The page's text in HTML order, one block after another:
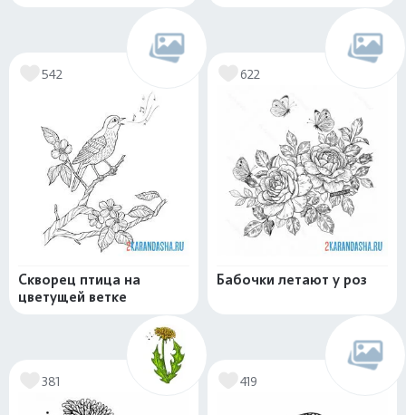
542
Скворец птица на
цветущей ветке
622
Бабочки летают у роз
381 419